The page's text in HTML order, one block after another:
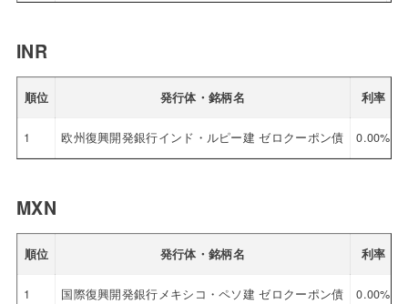
INR
順位 発行体・銘柄名 利率
1 欧州復興開発銀行インド・ルピー建 ゼロクーポン債 0.00%
MXN
順位 発行体・銘柄名 利率
1 国際復興開発銀行メキシコ・ペソ建 ゼロクーポン債 0.00%